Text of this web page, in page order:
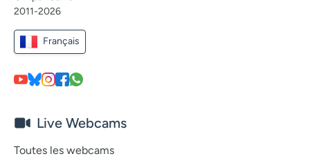
2011-2026
Français
Live Webcams
Toutes les webcams